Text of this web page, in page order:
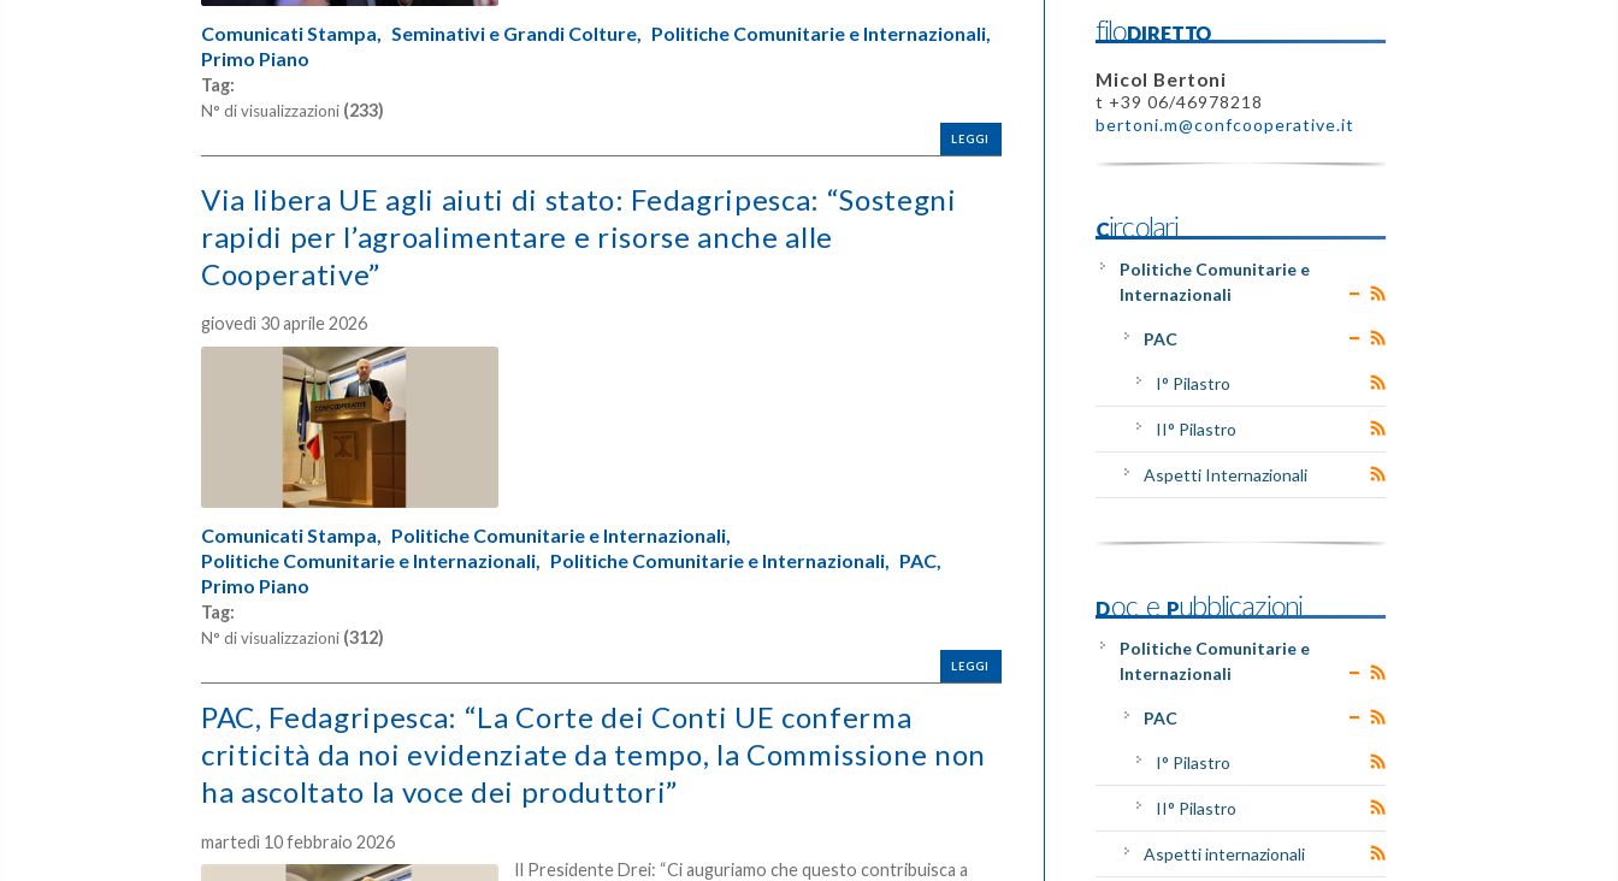
Comunicati Stampa, Seminativi e Grandi Colture,
Politiche Comunitarie e Internazionali,
Primo Piano
Tag:
N° di visualizzazioni (233)
LEGGI
Via libera UE agli aiuti di stato: Fedagripesca: “Sostegni
rapidi per l’agroalimentare e risorse anche alle
Cooperative”
giovedì 30 aprile 2026
Comunicati Stampa, Politiche Comunitarie e Internazionali,
Politiche Comunitarie e Internazionali, Politiche Comunitarie e Internazionali, PAC,
Primo Piano
Tag:
N° di visualizzazioni (312)
LEGGI
PAC, Fedagripesca: “La Corte dei Conti UE conferma
criticità da noi evidenziate da tempo, la Commissione non
ha ascoltato la voce dei produttori”
martedì 10 febbraio 2026
Il Presidente Drei: “Ci auguriamo che questo contribuisca a
filoDIRETTO
Micol Bertoni
t +39 06/46978218
bertoni.m@confcooperative.it
Circolari
Politiche Comunitarie e
Internazionali
PAC
I° Pilastro
II° Pilastro
Aspetti Internazionali
Doc e Pubblicazioni
Politiche Comunitarie e
Internazionali
PAC
I° Pilastro
II° Pilastro
Aspetti internazionali